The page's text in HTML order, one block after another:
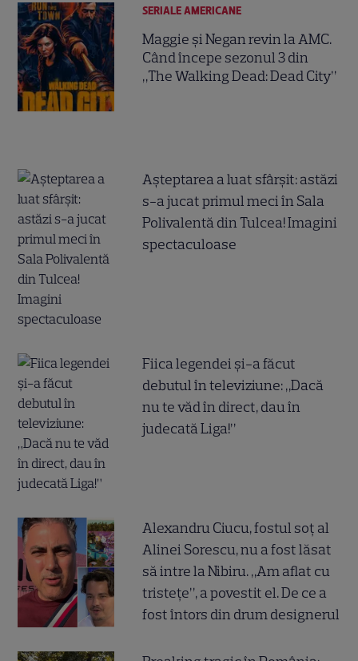
SERIALE AMERICANE
Maggie și Negan revin la AMC.
Când începe sezonul 3 din
„The Walking Dead: Dead City”
Așteptarea a luat sfârșit: astăzi
s-a jucat primul meci în Sala
Polivalentă din Tulcea! Imagini
spectaculoase
Fiica legendei și-a făcut
debutul în televiziune: „Dacă
nu te văd în direct, dau în
judecată Liga!”
Alexandru Ciucu, fostul soț al
Alinei Sorescu, nu a fost lăsat
să intre la Nibiru. „Am aflat cu
tristețe”, a povestit el. De ce a
fost întors din drum designerul